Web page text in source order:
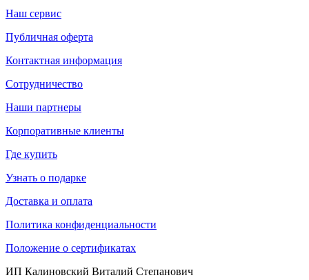
Наш сервис
Публичная оферта
Контактная информация
Сотрудничество
Наши партнеры
Корпоративные клиенты
Где купить
Узнать о подарке
Доставка и оплата
Политика конфиденциальности
Положение о сертификатах
ИП Калиновский Виталий Степанович